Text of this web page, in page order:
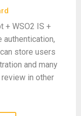
+ WSO2 IS +
store users
and many
in other